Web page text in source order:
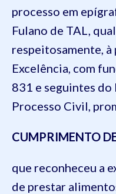
processo em
Fulano de TAL,
respeitosamente, à
Excelência, com
831 e seguintes
Processo Civil,
CUMPRIMENTO
que reconheceu a
de prestar